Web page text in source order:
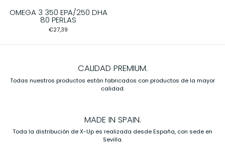
OMEGA 3 350 EPA/250 DHA
80 PERLAS
€27,39
CALIDAD PREMIUM.
Todas nuestros productos están fabricados con productos de la mayor
calidad.
MADE IN SPAIN.
Toda la distribución de X-Up es realizada desde España, con sede en
Sevilla.